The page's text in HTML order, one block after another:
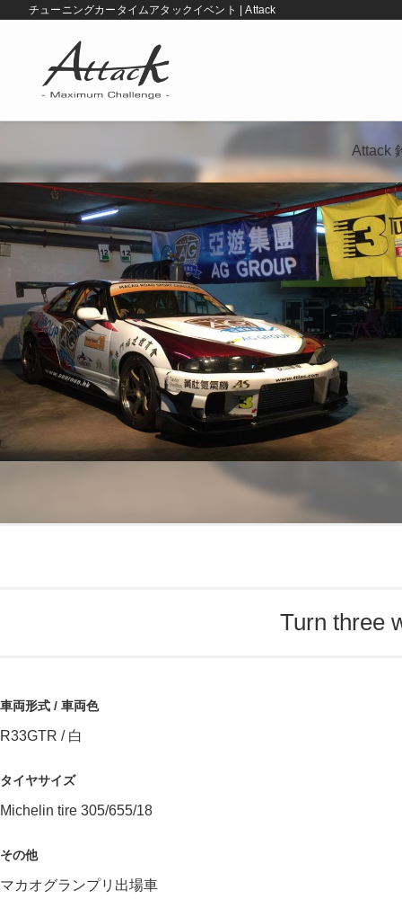
チューニングカータイムアタックイベント | Attack
Attack
Turn three
車両形式 / 車両色
R33GTR / 白
タイヤサイズ
Michelin tire 305/655/18
その他
マカオグランプリ出場車